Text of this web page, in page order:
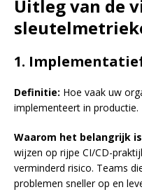
Uitleg van de
1.
Definitie: Hoe vaak uw
implementeert in productie.
Waarom het belangrijk
wijzen op rijpe CI/CD-
verminderd risico. Teams
problemen sneller op en